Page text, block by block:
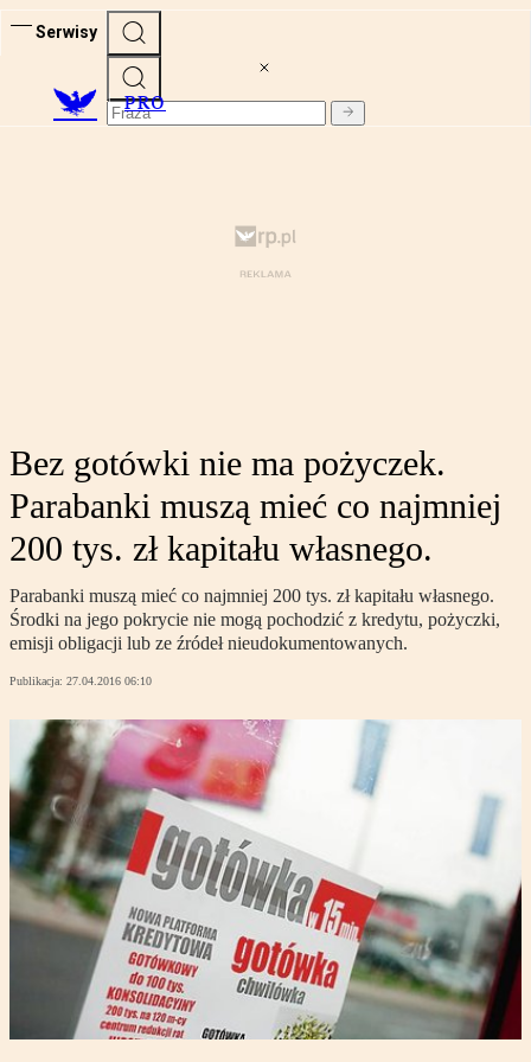
Serwisy
PRO
Bez gotówki nie ma pożyczek.
Parabanki muszą mieć co najmniej
200 tys. zł kapitału własnego.
Parabanki muszą mieć co najmniej 200 tys. zł kapitału własnego.
Środki na jego pokrycie nie mogą pochodzić z kredytu, pożyczki,
emisji obligacji lub ze źródeł nieudokumentowanych.
Publikacja: 27.04.2016 06:10